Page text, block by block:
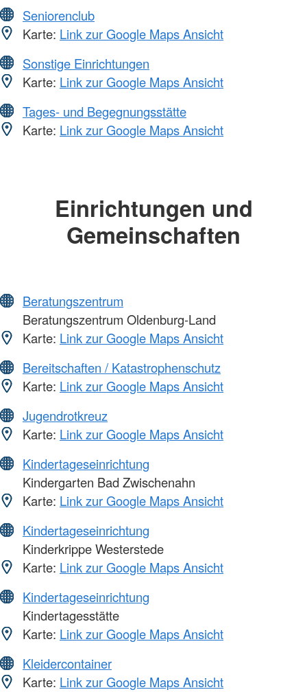
Seniorenclub
Karte: Link zur Google Maps Ansicht
Sonstige Einrichtungen
Karte: Link zur Google Maps Ansicht
Tages- und Begegnungsstätte
Karte: Link zur Google Maps Ansicht
Einrichtungen und
Gemeinschaften
Beratungszentrum
Beratungszentrum Oldenburg-Land
Karte: Link zur Google Maps Ansicht
Bereitschaften / Katastrophenschutz
Karte: Link zur Google Maps Ansicht
Jugendrotkreuz
Karte: Link zur Google Maps Ansicht
Kindertageseinrichtung
Kindergarten Bad Zwischenahn
Karte: Link zur Google Maps Ansicht
Kindertageseinrichtung
Kinderkrippe Westerstede
Karte: Link zur Google Maps Ansicht
Kindertageseinrichtung
Kindertagesstätte
Karte: Link zur Google Maps Ansicht
Kleidercontainer
Karte: Link zur Google Maps Ansicht